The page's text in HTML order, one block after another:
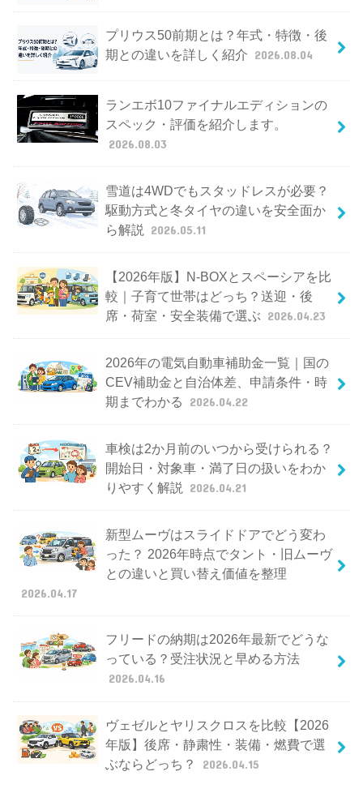
プリウス50前期とは？年式・特徴・後
期との違いを詳しく紹介 2026.08.04
ランエボ10ファイナルエディションの
スペック・評価を紹介します。
2026.08.03
雪道は4WDでもスタッドレスが必要？
駆動方式と冬タイヤの違いを安全面か
ら解説
2026.05.11
【2026年版】N-BOXとスペーシアを比
較｜子育て世帯はどっち？送迎・後
席・荷室・安全装備で選ぶ 2026.04.23
2026年の電気自動車補助金一覧｜国の
CEV補助金と自治体差、申請条件・時
期までわかる
2026.04.22
車検は2か月前のいつから受けられる？
開始日・対象車・満了日の扱いをわか
りやすく解説
2026.04.21
新型ムーヴはスライドドアでどう変わ
った？ 2026年時点でタント・旧ムーヴ
との違いと買い替え価値を整理
2026.04.17
フリードの納期は2026年最新でどうな
っている？受注状況と早める方法
2026.04.16
ヴェゼルとヤリスクロスを比較【2026
年版】後席・静粛性・装備・燃費で選
ぶならどっち？
2026.04.15